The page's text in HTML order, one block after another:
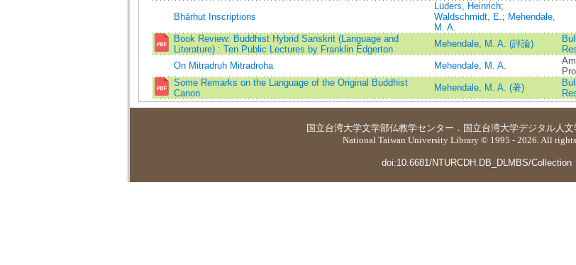
Bhārhut Inscriptions
Lüders, Heinrich;
Waldschmidt, E.; Mehendale,
M. A.
Book Review: Buddhist Hybrid Sanskrit (Language and
Literature) : Ten Public Lectures by Franklin Edgerton
Mehendale, M. A. (評論)
On Mitradruh Mitradroha Mehendale, M. A.
Some Remarks on the Language of the Original Buddhist
Canon
Mehendale, M. A. (著)
国立台湾大学文学部仏教学センター ． 国立台湾大学デジタル人
National Taiwan University Library © 1995 - 2026. All rights
doi:10.6681/NTURCDH.DB_DLMBS/Collection